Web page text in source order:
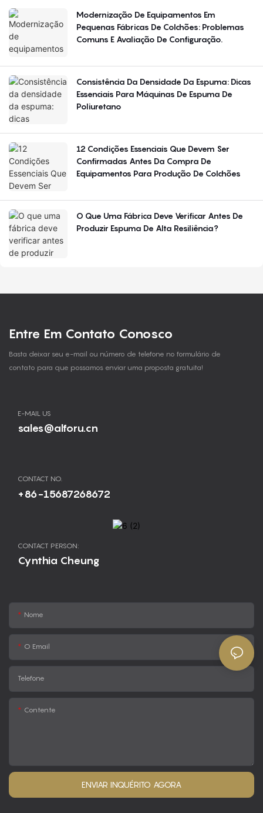
Modernização De Equipamentos Em
Pequenas Fábricas De Colchões: Problemas
Comuns E Avaliação De Configuração.
Consistência Da Densidade Da Espuma: Dicas
Essenciais Para Máquinas De Espuma De
Poliuretano
12 Condições Essenciais Que Devem Ser
Confirmadas Antes Da Compra De
Equipamentos Para Produção De Colchões
O Que Uma Fábrica Deve Verificar Antes De
Produzir Espuma De Alta Resiliência?
Entre Em Contato Conosco
Basta deixar seu e-mail ou número de telefone no formulário de
contato para que possamos enviar uma proposta gratuita!
E-MAIL US
sales@alforu.cn
CONTACT NO.
+86-15687268672
CONTACT PERSON:
Cynthia Cheung
Nome
O Email
Telefone
Contente
ENVIAR INQUÉRITO AGORA